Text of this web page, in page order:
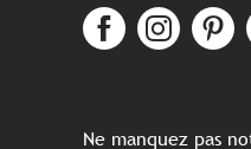
Ne manquez pas